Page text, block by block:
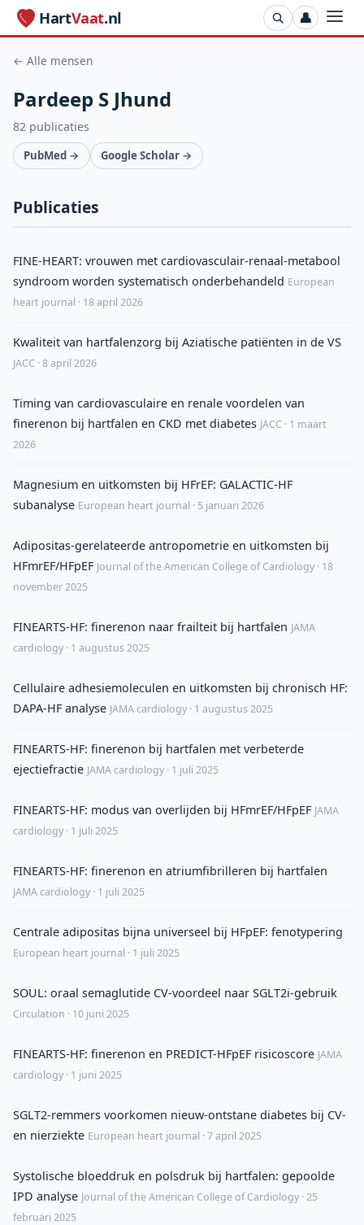
HartVaat.nl 👤
← Alle mensen
Pardeep S Jhund
82 publicaties
PubMed → Google Scholar →
Publicaties
FINE-HEART: vrouwen met cardiovasculair-renaal-metabool
syndroom worden systematisch onderbehandeld European
heart journal · 18 april 2026
Kwaliteit van hartfalenzorg bij Aziatische patiënten in de VS
JACC · 8 april 2026
Timing van cardiovasculaire en renale voordelen van
finerenon bij hartfalen en CKD met diabetes JACC · 1 maart
2026
Magnesium en uitkomsten bij HFrEF: GALACTIC-HF
subanalyse European heart journal · 5 januari 2026
Adipositas-gerelateerde antropometrie en uitkomsten bij
HFmrEF/HFpEF Journal of the American College of Cardiology · 18
november 2025
FINEARTS-HF: finerenon naar frailteit bij hartfalen JAMA
cardiology · 1 augustus 2025
Cellulaire adhesiemoleculen en uitkomsten bij chronisch HF:
DAPA-HF analyse JAMA cardiology · 1 augustus 2025
FINEARTS-HF: finerenon bij hartfalen met verbeterde
ejectiefractie JAMA cardiology · 1 juli 2025
FINEARTS-HF: modus van overlijden bij HFmrEF/HFpEF JAMA
cardiology · 1 juli 2025
FINEARTS-HF: finerenon en atriumfibrilleren bij hartfalen
JAMA cardiology · 1 juli 2025
Centrale adipositas bijna universeel bij HFpEF: fenotypering
European heart journal · 1 juli 2025
SOUL: oraal semaglutide CV-voordeel naar SGLT2i-gebruik
Circulation · 10 juni 2025
FINEARTS-HF: finerenon en PREDICT-HFpEF risicoscore JAMA
cardiology · 1 juni 2025
SGLT2-remmers voorkomen nieuw-ontstane diabetes bij CV-
en nierziekte European heart journal · 7 april 2025
Systolische bloeddruk en polsdruk bij hartfalen: gepoolde
IPD analyse Journal of the American College of Cardiology · 25
februari 2025